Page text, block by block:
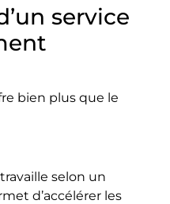
service
bien plus que le
selon un
d’accélérer les